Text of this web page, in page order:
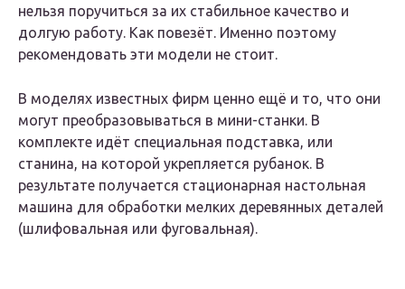
нельзя поручиться за их стабильное качество и
долгую работу. Как повезёт. Именно поэтому
рекомендовать эти модели не стоит.
В моделях известных фирм ценно ещё и то, что они
могут преобразовываться в мини-станки. В
комплекте идёт специальная подставка, или
станина, на которой укрепляется рубанок. В
результате получается стационарная настольная
машина для обработки мелких деревянных деталей
(шлифовальная или фуговальная).